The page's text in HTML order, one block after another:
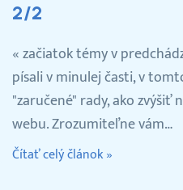
2/2
« začiatok témy v
písali v minulej časti, v
"zaručené" rady, ako zvýšiť
webu. Zrozumiteľne vám…
Čítať celý článok »